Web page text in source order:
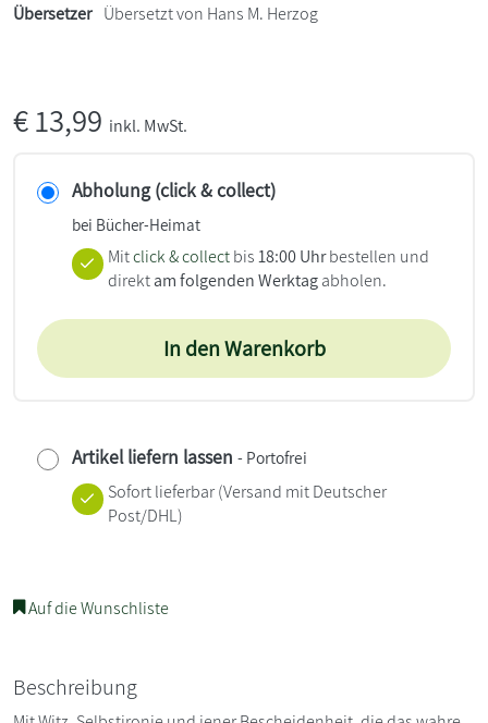
Übersetzer Übersetzt von Hans M. Herzog
€13,99 inkl. MwSt.
Abholung (click & collect)
bei Bücher-Heimat
Mitclick & collect bis18:00 Uhrbestellen und
direktam folgenden Werktagabholen.
In den Warenkorb
Artikel liefern lassen - Portofrei
Sofort lieferbar(Versand mit Deutscher
Post/DHL)
Auf die Wunschliste
Beschreibung